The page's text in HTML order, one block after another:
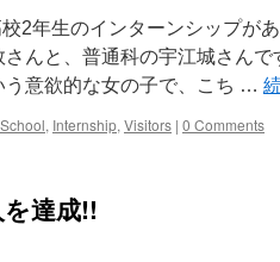
2年生のインターンシップが
んと、普通科の宇江城さん
う意欲的な女の子で、こち …
, Internship, Visitors | 0 Comments
達成!!